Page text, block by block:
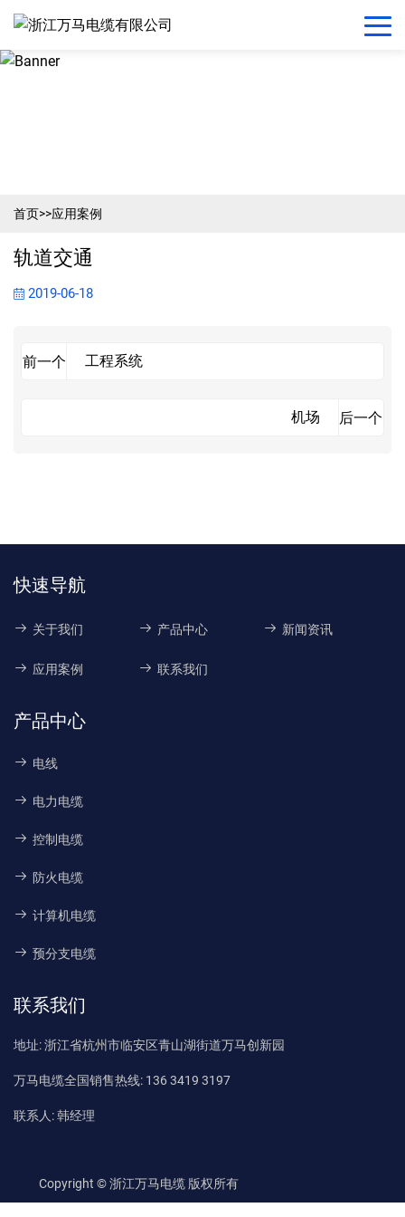
首页>>应用案例
轨道交通
2019-06-18
前一个 工程系统
机场 后一个
快速导航
关于我们 产品中心 新闻资讯
应用案例 联系我们
产品中心
电线
电力电缆
控制电缆
防火电缆
计算机电缆
预分支电缆
联系我们
地址:浙江省杭州市临安区青山湖街道万马创新园
万马电缆全国销售热线: 136 3419 3197
联系人:韩经理
Copyright © 浙江万马电缆 版权所有